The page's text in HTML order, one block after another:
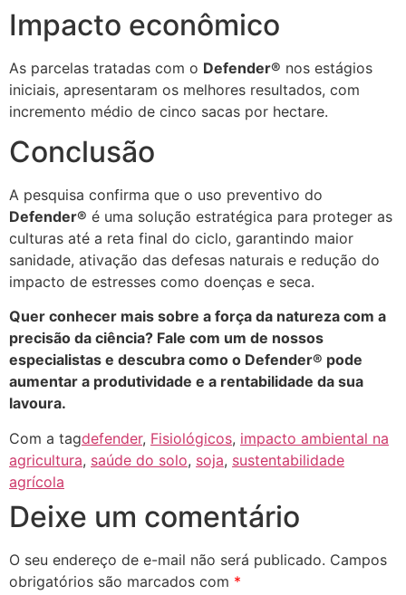
Impacto econômico
As parcelas tratadas com o Defender® nos estágios
iniciais, apresentaram os melhores resultados, com
incremento médio de cinco sacas por hectare.
Conclusão
A pesquisa confirma que o uso preventivo do
Defender® é uma solução estratégica para proteger as
culturas até a reta final do ciclo, garantindo maior
sanidade, ativação das defesas naturais e redução do
impacto de estresses como doenças e seca.
Quer conhecer mais sobre a força da natureza com a
precisão da ciência? Fale com um de nossos
especialistas e descubra como o Defender® pode
aumentar a produtividade e a rentabilidade da sua
lavoura.
Com a tagdefender, Fisiológicos, impacto ambiental na
agricultura, saúde do solo, soja, sustentabilidade
agrícola
Deixe um comentário
O seu endereço de e-mail não será publicado. Campos
obrigatórios são marcados com *